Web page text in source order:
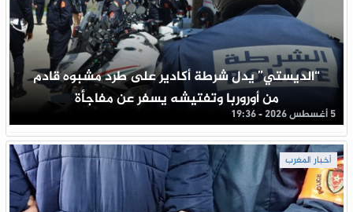
“الديستي” يدل شرطة أكادير على طرد مشبوه قادم
من أوروربا وتفتيشه يسفر عن مفاجأة
5 أغسطس 2026 - 19:36
أخبار المغرب